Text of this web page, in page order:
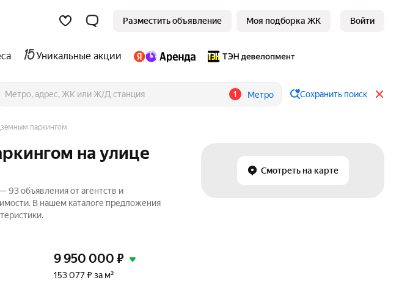
Разместить объявление Моя подборка ЖК Войти
Уникальные акции
1 Метро Сохранить поиск
Смотреть на карте
паркингом
на улице
93 объявления от агентств и
В нашем каталоге предложения
9 950 000 ₽
153 077 ₽ за м²